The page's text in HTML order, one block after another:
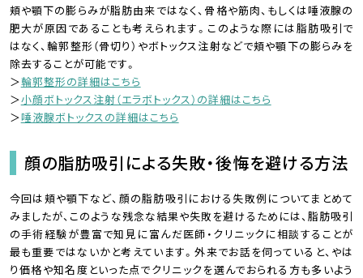
頬や顎下の膨らみが脂肪由来ではなく、骨格や筋肉、もしくは唾液腺の
肥大が原因であることも考えられます。このような際には脂肪吸引で
はなく、輪郭整形（骨切り）やボトックス注射などで頬や顎下の膨らみを
除去することが可能です。
＞輪郭整形の詳細はこちら
＞小顔ボトックス注射（エラボトックス）の詳細はこちら
＞唾液腺ボトックスの詳細はこちら
顔の脂肪吸引による失敗・後悔を避ける方法
今回は頬や顎下など、顔の脂肪吸引における失敗例についてまとめて
みましたが、このような残念な結果や失敗を避けるためには、脂肪吸引
の手術経験が豊富で知見に富んだ医師・クリニックに相談することが
最も重要ではないかと考えています。外来でお話を伺っていると、やは
り価格や知名度といった点でクリニックを選んでおられる方も多いよう